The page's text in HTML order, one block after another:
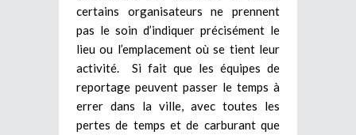
certains organisateurs ne prennent
pas le soin d’indiquer précisément le
lieu ou l’emplacement où se tient leur
activité. Si fait que les équipes de
reportage peuvent passer le temps à
errer dans la ville, avec toutes les
pertes de temps et de carburant que